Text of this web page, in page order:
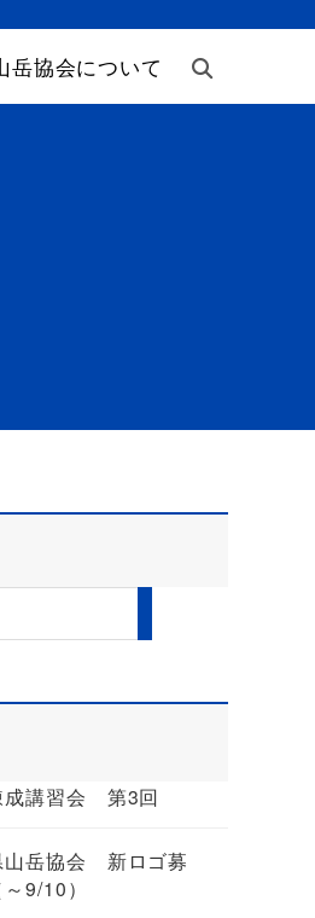
岳協会について
成講習会 第3回
山岳協会 新ロゴ募
9/10）